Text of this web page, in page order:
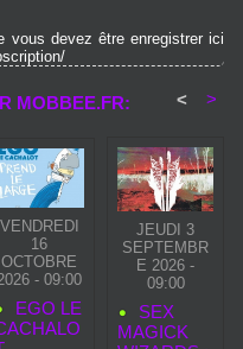
vous devez être enregistrer ici
MOBBEE.FR: < >
VENDREDI
16
OCTOBRE
- 09:00
EGO LE
JEUDI 3
SEPTEMBR
E 2026 -
09:00
SEX
MAGICK